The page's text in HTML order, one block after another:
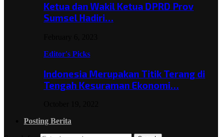
Ketua dan Wakil Ketua DPRD Prov
Sumsel Hadiri…
Editor's Picks
Indonesia Merupakan Titik Terang di
Tengah Kesuraman Ekonomi…
Posting Berita